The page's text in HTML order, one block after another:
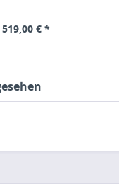
519,00 € *